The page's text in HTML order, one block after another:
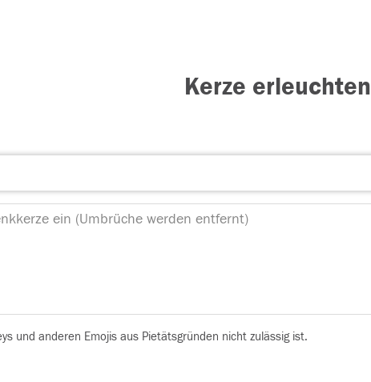
Kerze erleuchten
und anderen Emojis aus Pietätsgründen nicht zulässig ist.